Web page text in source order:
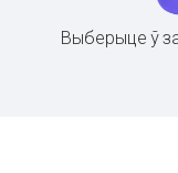
Выберыце ў